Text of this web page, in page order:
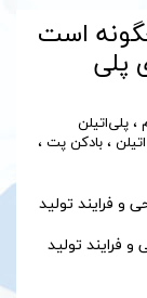
است
پلی
، پلی‌اتیلن
، بادکن پت ،
فرایند تولید